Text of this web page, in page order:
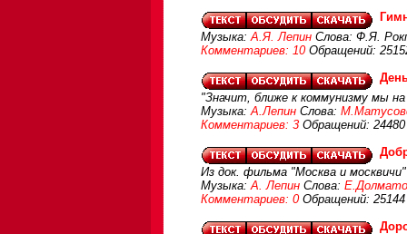
Музыка:А.Я. Лепин Слова: Ф.Я.
Комментариев: 10 Обращений:
"Значит, ближе к коммунизму мы
Музыка:А.Лепин Слова:
Комментариев: 3 Обращений: 24480
Из док. фильма "Москва и москвичи"
Музыка:А. Лепин Слова:
Комментариев: 0 Обращений: 25144